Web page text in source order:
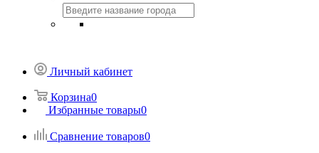
Личный кабинет
Корзина0
Избранные товары0
Сравнение товаров0